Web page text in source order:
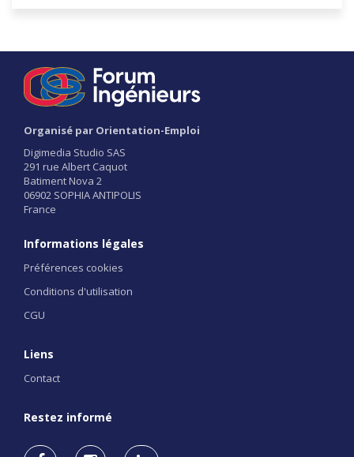
Organisé par Orientation-Emploi
Digimedia Studio SAS
291 rue Albert Caquot
Batiment Nova 2
06902 SOPHIA ANTIPOLIS
France
Informations légales
Préférences cookies
Conditions d'utilisation
CGU
Liens
Contact
Restez informé